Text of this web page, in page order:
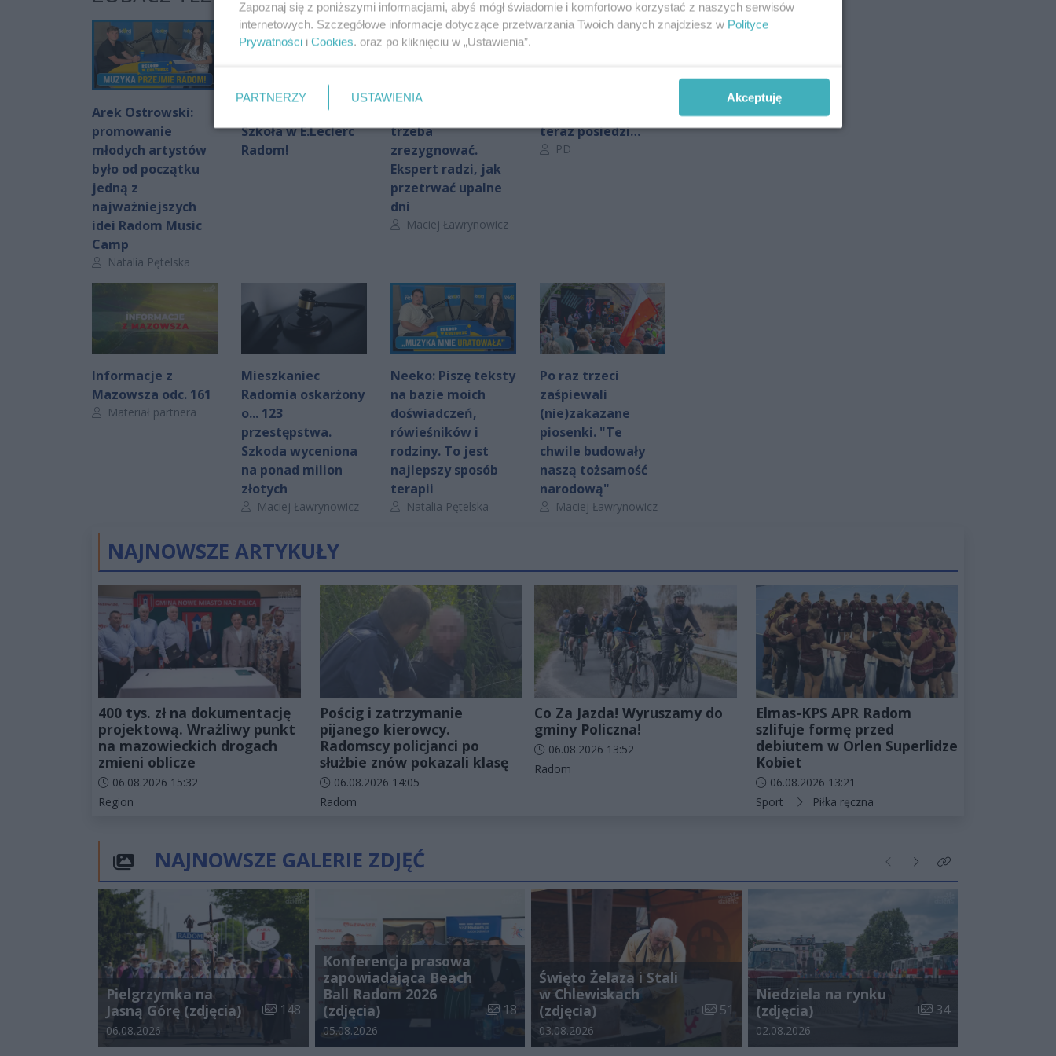
Arek Ostrowski:
promowanie
młodych artystów
było od początku
jedną z
najważniejszych
idei Radom Music
Camp
Autor artykułu:
Natalia Pętelska
Szkoła w E.Leclerc
Radom!
trzeba
zrezygnować.
Ekspert radzi, jak
przetrwać upalne
dni
Autor artykułu:
Maciej Ławrynowicz
teraz posiedzi…
Autor artykułu:
PD
Informacje z
Mazowsza odc. 161
Autor artykułu:
Materiał partnera
Mieszkaniec
Radomia oskarżony
o... 123
przestępstwa.
Szkoda wyceniona
na ponad milion
złotych
Autor artykułu:
Maciej Ławrynowicz
Neeko: Piszę teksty
na bazie moich
doświadczeń,
rówieśników i
rodziny. To jest
najlepszy sposób
terapii
Autor artykułu:
Natalia Pętelska
Po raz trzeci
zaśpiewali
(nie)zakazane
piosenki. "Te
chwile budowały
naszą tożsamość
narodową"
Autor artykułu:
Maciej Ławrynowicz
NAJNOWSZE ARTYKUŁY
400 tys. zł na dokumentację
projektową. Wrażliwy punkt
na mazowieckich drogach
zmieni oblicze
Data dodania artykułu:
06.08.2026 15:32
Kategorie artykułu:
Region
Pościg i zatrzymanie
pijanego kierowcy.
Radomscy policjanci po
służbie znów pokazali klasę
Data dodania artykułu:
06.08.2026 14:05
Kategorie artykułu:
Radom
Co Za Jazda! Wyruszamy do
gminy Policzna!
Data dodania artykułu:
06.08.2026 13:52
Kategorie artykułu:
Radom
Elmas-KPS APR Radom
szlifuje formę przed
debiutem w Orlen Superlidze
Kobiet
Data dodania artykułu:
06.08.2026 13:21
Kategorie artykułu:
Sport Piłka ręczna
NAJNOWSZE GALERIE ZDJĘĆ Poprzednie
NastępneKliknij aby zobaczyć
Pielgrzymka na
Jasną Górę (zdjęcia)
Liczba zdjęć w galerii:
148
Data dodania galerii:
06.08.2026
Konferencja prasowa
zapowiadająca Beach
Ball Radom 2026
(zdjęcia)
Liczba zdjęć w galerii:
18
Data dodania galerii:
05.08.2026
Święto Żelaza i Stali
w Chlewiskach
(zdjęcia)
Liczba zdjęć w galerii:
51
Data dodania galerii:
03.08.2026
Niedziela na rynku
(zdjęcia)
Liczba zdjęć w galerii:
34
Data dodania galerii:
02.08.2026
Zapoznaj się z poniższymi informacjami, abyś mógł świadomie i komfortowo korzystać z naszych serwisów
internetowych. Szczegółowe informacje dotyczące przetwarzania Twoich danych znajdziesz w Polityce
Prywatności i Cookies. oraz po kliknięciu w „Ustawienia”.
PARTNERZY USTAWIENIA Akceptuję